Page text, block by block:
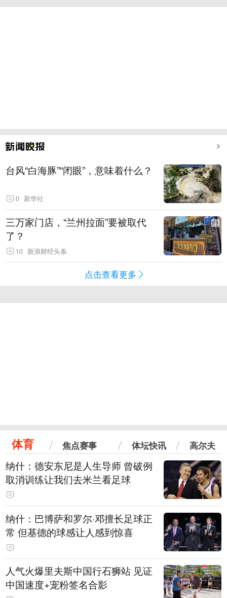
台风“白海豚”“闭眼”，意味着什么？
0 新华社
三万家门店，“兰州拉面”要被取代
了？
10 新浪财经头条
点击查看更多
体育 焦点赛事 体坛快讯 高尔夫
纳什：德安东尼是人生导师 曾破例
取消训练让我们去米兰看足球
纳什：巴博萨和罗尔·邓擅长足球正
常 但基德的球感让人感到惊喜
人气火爆里夫斯中国行石狮站 见证
中国速度+宠粉签名合影